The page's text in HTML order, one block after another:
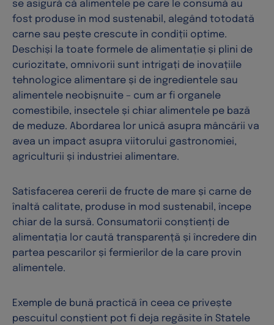
se asigură că alimentele pe care le consumă au
fost produse în mod sustenabil, alegând totodată
carne sau pește crescute în condiții optime.
Deschiși la toate formele de alimentație și plini de
curiozitate, omnivorii sunt intrigați de inovațiile
tehnologice alimentare și de ingredientele sau
alimentele neobișnuite – cum ar fi organele
comestibile, insectele și chiar alimentele pe bază
de meduze. Abordarea lor unică asupra mâncării va
avea un impact asupra viitorului gastronomiei,
agriculturii și industriei alimentare.
Satisfacerea cererii de fructe de mare și carne de
înaltă calitate, produse în mod sustenabil, începe
chiar de la sursă. Consumatorii conștienți de
alimentația lor caută transparență și încredere din
partea pescarilor și fermierilor de la care provin
alimentele.
Exemple de bună practică în ceea ce privește
pescuitul conștient pot fi deja regăsite în Statele